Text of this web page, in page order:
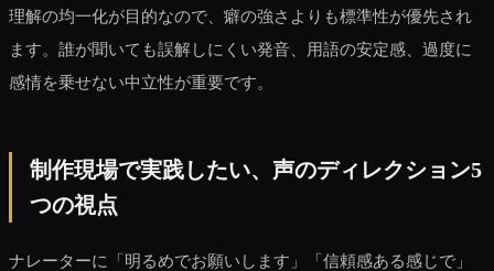
理解の均一化が目的なので、癖の強さよりも標準性が優先され
ます。誰が聞いても誤解しにくい発音、用語の安定感、過度に
感情を乗せない中立性が重要です。
制作現場で実践したい、声のディレクション5
つの視点
ナレーターに「明るめでお願いします」「信頼感ある感じで」